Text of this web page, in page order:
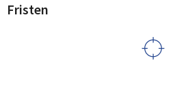
Fristen